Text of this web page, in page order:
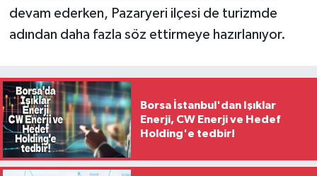
devam ederken, Pazaryeri ilçesi de turizmde
adından daha fazla söz ettirmeye hazırlanıyor.
Borsa İstanbul'dan Işıklar
Enerji, CW Enerji ve Hedef
Holding'e tedbir!